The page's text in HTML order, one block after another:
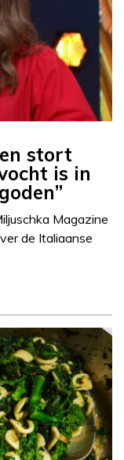
stort
is in
Magazine
de Italiaanse